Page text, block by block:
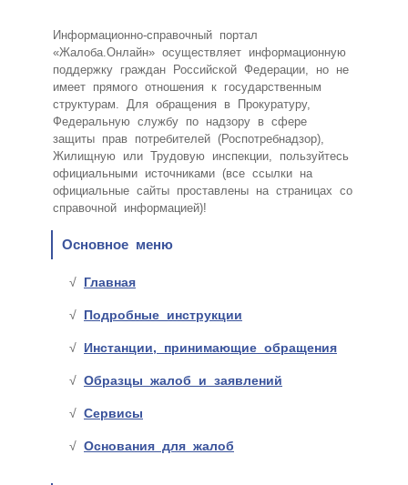
Информационно-справочный портал
«Жалоба.Онлайн» осуществляет информационную
поддержку граждан Российской Федерации, но не
имеет прямого отношения к государственным
структурам. Для обращения в Прокуратуру,
Федеральную службу по надзору в сфере
защиты прав потребителей (Роспотребнадзор),
Жилищную или Трудовую инспекции, пользуйтесь
официальными источниками (все ссылки на
официальные сайты проставлены на страницах со
справочной информацией)!
Основное меню
Главная
Подробные инструкции
Инстанции, принимающие обращения
Образцы жалоб и заявлений
Сервисы
Основания для жалоб